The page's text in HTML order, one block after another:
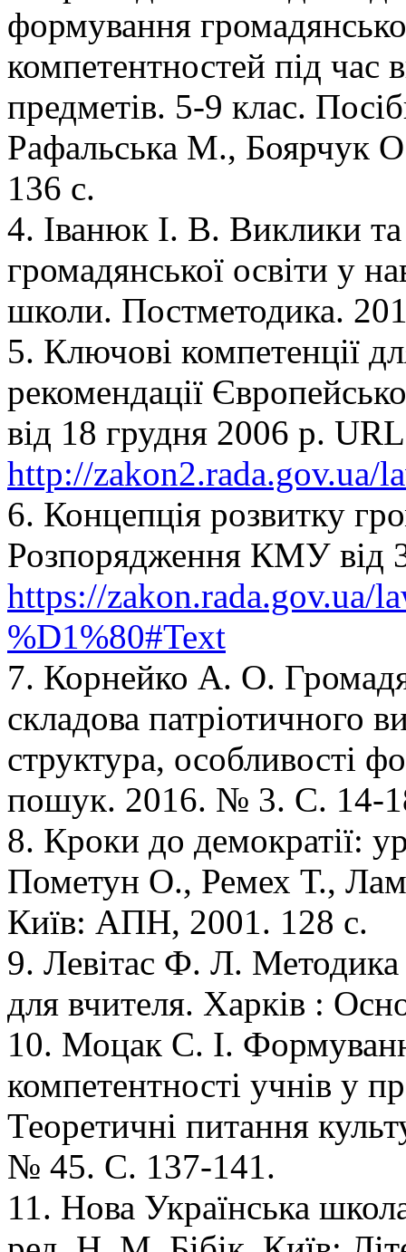
формування
компетентностей під час
предметів. 5-9 клас.
Рафальська М., Боярчук
136 с.
4. Іванюк І. В. Виклики
громадянської освіти у
школи. Постметодика.
5. Ключові компетенції
рекомендації
від 18 грудня 2006 р.
http://zakon2.rada.gov.ua/
6. Концепція розвитку
Розпорядження КМУ від
https://zakon.rada.gov.ua/
%D1%80#Text
7. Корнейко А. О.
складова патріотичного
структура, особливості
пошук. 2016. № 3. С. 14-
8. Кроки до демократії:
Пометун О., Ремех Т.,
Київ: АПН, 2001. 128 с.
9. Левітас Ф. Л. Методика
для вчителя. Харків :
10. Моцак С. І.
компетентності учнів у
Теоретичні питання
№ 45. С. 137-141.
11. Нова Українська